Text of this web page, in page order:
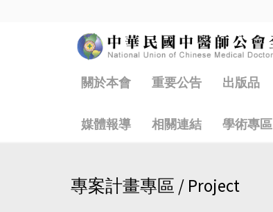
關於本會 重要公告 出版品
媒體報導 相關連結 學術專區
專案計畫專區 / Project